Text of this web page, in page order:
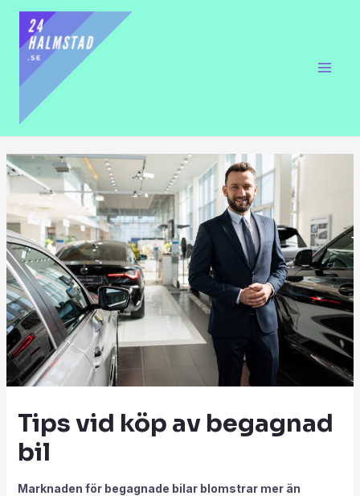
Tips vid köp av begagnad
bil
Marknaden för begagnade bilar blomstrar mer än